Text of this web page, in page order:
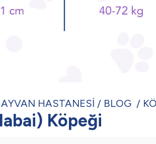
HASTANESİ BLOG
Köpeği